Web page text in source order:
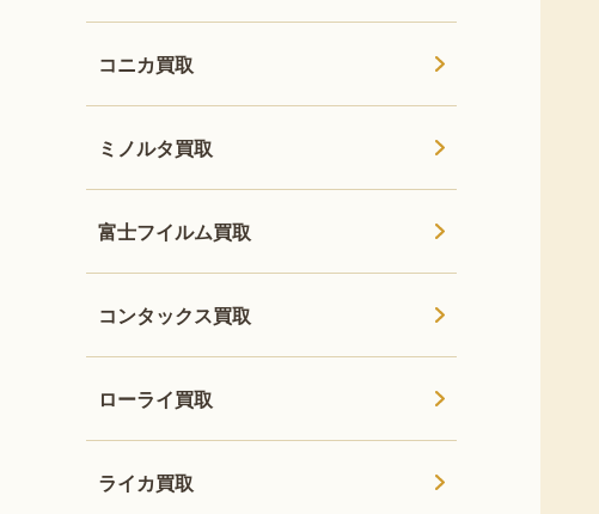
コニカ買取
ミノルタ買取
富士フイルム買取
コンタックス買取
ローライ買取
ライカ買取